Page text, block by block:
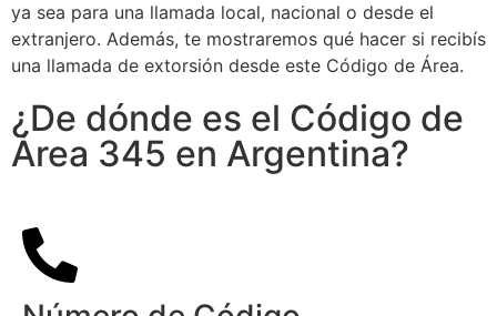
ya sea para una llamada local, nacional o desde el
extranjero. Además, te mostraremos qué hacer si recibís
una llamada de extorsión desde este Código de Área.
¿De dónde es el Código de
Área 345 en Argentina?